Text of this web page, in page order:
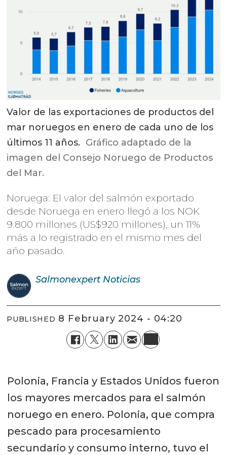
Valor de las exportaciones de productos del
mar noruegos en enero de cada uno de los
últimos 11 años. Gráfico adaptado de la
imagen del Consejo Noruego de Productos
del Mar.
Noruega: El valor del salmón exportado
desde Noruega en enero llegó a los NOK
9.800 millones (US$920 millones), un 11%
más a lo registrado en el mismo mes del
año pasado.
Salmonexpert Noticias
PUBLISHED 8 February 2024 - 04:20
Polonia, Francia y Estados Unidos fueron
los mayores mercados para el salmón
noruego en enero. Polonia, que compra
pescado para procesamiento
secundario y consumo interno, tuvo el